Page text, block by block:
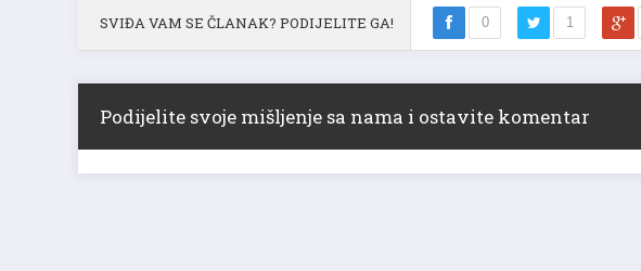
SVIĐA VAM SE ČLANAK? PODIJELITE GA! 0 1
Podijelite svoje mišljenje sa nama i ostavite komentar